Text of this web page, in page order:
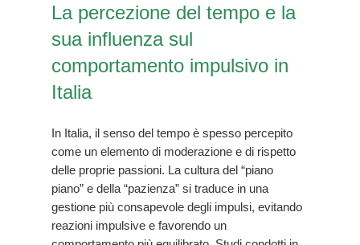
La percezione del tempo e la
sua influenza sul
comportamento impulsivo in
Italia
In Italia, il senso del tempo è spesso percepito
come un elemento di moderazione e di rispetto
delle proprie passioni. La cultura del “piano
piano” e della “pazienza” si traduce in una
gestione più consapevole degli impulsi, evitando
reazioni impulsive e favorendo un